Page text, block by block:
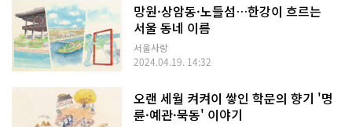
망원·상암동·노들섬…한강이 흐르는
서울 동네 이름
서울사랑
2024.04.19. 14:32
오랜 세월 켜켜이 쌓인 학문의 향기 '명
륜·예관·묵동' 이야기